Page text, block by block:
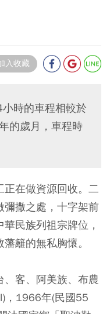
入收藏
時的車程相較於
的歲月，車程時
正在做資源回收。二
撒之處，十字架前
民族列祖宗牌位，
籬的無私胸懷。
客、阿美族、布農
，1966年(民國55